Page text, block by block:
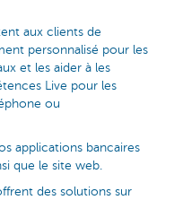
aux clients de
personnalisé pour les
et les aider à les
Live pour les
ou
applications bancaires
que le site web.
des solutions sur